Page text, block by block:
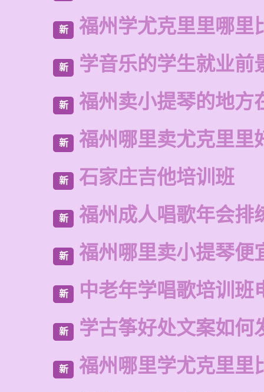
新 福州学尤克里里哪里
新 学音乐的学生就业前
新 福州卖小提琴的地方
新 福州哪里卖尤克里里
新 石家庄吉他培训班
新 福州成人唱歌年会排
新 福州哪里卖小提琴便
新 中老年学唱歌培训班
新 学古筝好处文案如何
新 福州哪里学尤克里里